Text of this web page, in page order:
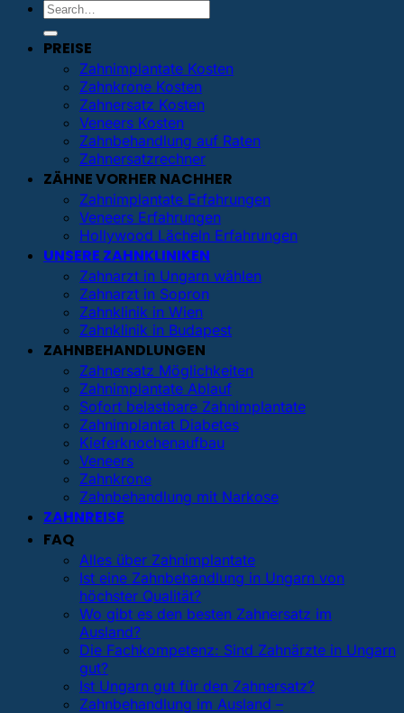
PREISE
Zahnimplantate Kosten
Zahnkrone Kosten
Zahnersatz Kosten
Veneers Kosten
Zahnbehandlung auf Raten
Zahnersatzrechner
ZÄHNE VORHER NACHHER
Zahnimplantate Erfahrungen
Veneers Erfahrungen
Hollywood Lächeln Erfahrungen
UNSERE ZAHNKLINIKEN
Zahnarzt in Ungarn wählen
Zahnarzt in Sopron
Zahnklinik in Wien
Zahnklinik in Budapest
ZAHNBEHANDLUNGEN
Zahnersatz Möglichkeiten
Zahnimplantate Ablauf
Sofort belastbare Zahnimplantate
Zahnimplantat Diabetes
Kieferknochenaufbau
Veneers
Zahnkrone
Zahnbehandlung mit Narkose
ZAHNREISE
FAQ
Alles über Zahnimplantate
Ist eine Zahnbehandlung in Ungarn von
höchster Qualität?
Wo gibt es den besten Zahnersatz im
Ausland?
Die Fachkompetenz: Sind Zahnärzte in Ungarn
gut?
Ist Ungarn gut für den Zahnersatz?
Zahnbehandlung im Ausland –